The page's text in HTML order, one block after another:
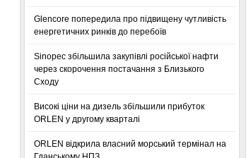
Glencore попередила про підвищену чутливість
енергетичних ринків до перебоїв
Sinopec збільшила закупівлі російської нафти
через скорочення постачання з Близького
Сходу
Високі ціни на дизель збільшили прибуток
ORLEN у другому кварталі
ORLEN відкрила власний морський термінал на